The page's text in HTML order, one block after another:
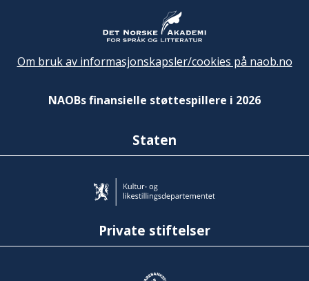
Om bruk av informasjonskapsler/cookies på naob.no
NAOBs finansielle støttespillere i 2026
Staten
Private stiftelser